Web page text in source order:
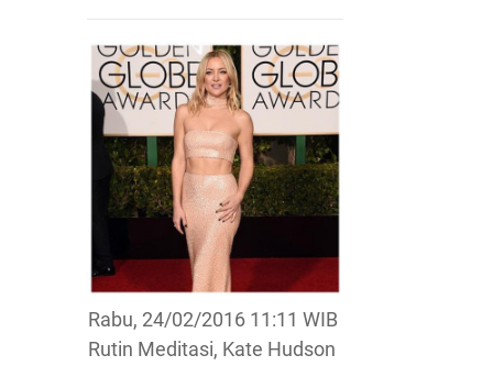
Rabu, 24/02/2016 11:11 WIB
Rutin Meditasi, Kate Hudson